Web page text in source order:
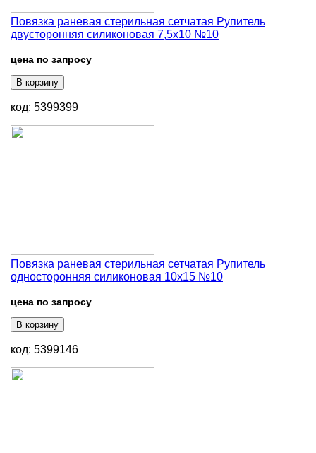
Повязка раневая стерильная сетчатая Рупитель
двусторонняя силиконовая 7,5х10 №10
цена по запросу
В корзину
код: 5399399
Повязка раневая стерильная сетчатая Рупитель
односторонняя силиконовая 10х15 №10
цена по запросу
В корзину
код: 5399146